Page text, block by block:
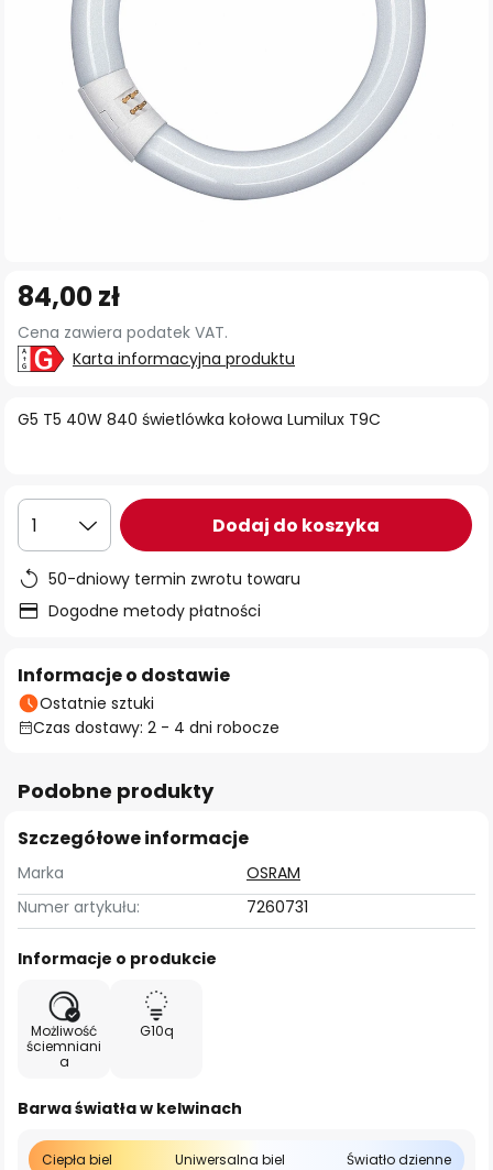
na
początek
galerii
G5 T5 40W 840 świetlówka kołowa Lumilux T9C
84,00 zł
Cena zawiera podatek VAT.
Karta informacyjna produktu
1 Dodaj do koszyka
50-dniowy termin zwrotu towaru
Dogodne metody płatności
Informacje o dostawie
Ostatnie sztuki
Czas dostawy: 2 - 4 dni robocze
Podobne produkty
Szczegółowe informacje
Marka
OSRAM
Numer artykułu:
7260731
Informacje o produkcie
Możliwość
ściemniani
a
G10q
Barwa światła w kelwinach
Ciepła biel Uniwersalna biel Światło dzienne